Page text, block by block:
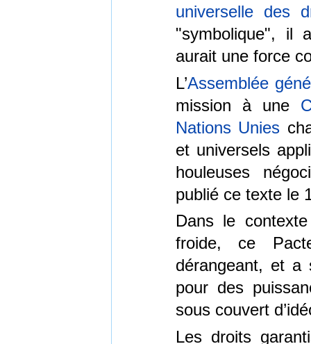
universelle des
"symbolique", il
aurait une force
L’Assemblée
mission à une
Nations Unies
et universels
houleuses
publié ce texte le
Dans le
froide, ce
dérangeant, et a
pour des
sous couvert
Les droits